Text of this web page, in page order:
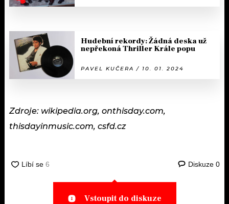
Hudební rekordy: Žádná deska už
nepřekoná Thriller Krále popu
PAVEL KUČERA / 10. 01. 2024
Zdroje: wikipedia.org, onthisday.com,
thisdayinmusic.com, csfd.cz
Diskuze 0
Vstoupit do diskuze